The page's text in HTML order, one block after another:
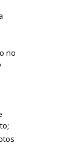
no